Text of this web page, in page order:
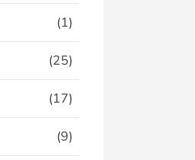
(1)
(25)
(17)
(9)